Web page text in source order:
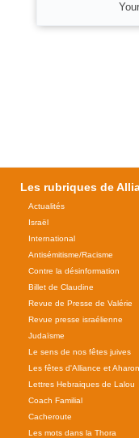
Les rubriques de
Actualités
Israël
International
Antisémitisme/Racisme
Contre la désinformation
Billet de Claudine
Revue de Presse de Valérie
Revue presse israélienne
Judaïsme
Le sens de nos fêtes juives
Les fêtes d'Alliance et Aharon
Lettres Hebraiques de Lalou
Coach Familial
Cacheroute
Les mots dans la Thora